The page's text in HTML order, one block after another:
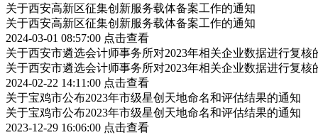
关于西安高新区征集创新服务载体备案工作的通知
关于西安高新区征集创新服务载体备案工作的通知
2024-03-01 08:57:00 点击查看
关于西安市遴选会计师事务所对2023年相关企业数据进行复核
关于西安市遴选会计师事务所对2023年相关企业数据进行复核
2024-02-22 14:11:00 点击查看
关于宝鸡市公布2023年市级星创天地命名和评估结果的通知
关于宝鸡市公布2023年市级星创天地命名和评估结果的通知
2023-12-29 16:06:00 点击查看